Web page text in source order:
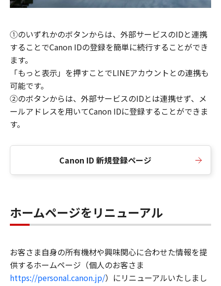
①のいずれかのボタンからは、外部サービスのIDと連携
することでCanon IDの登録を簡単に続行することができ
ます。
「もっと表示」を押すことでLINEアカウントとの連携も
可能です。
②のボタンからは、外部サービスのIDとは連携せず、メ
ールアドレスを用いてCanon IDに登録することができま
す。
Canon ID 新規登録ページ
ホームページをリニューアル
お客さま自身の所有機材や興味関心に合わせた情報を提
供するホームページ（個人のお客さま
https://personal.canon.jp/）にリニューアルいたしまし